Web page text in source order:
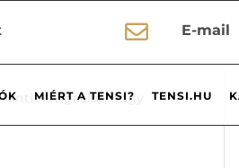
 E-mail
MIÉRT A TENSI? TENSI.HU
navigációt, hogy